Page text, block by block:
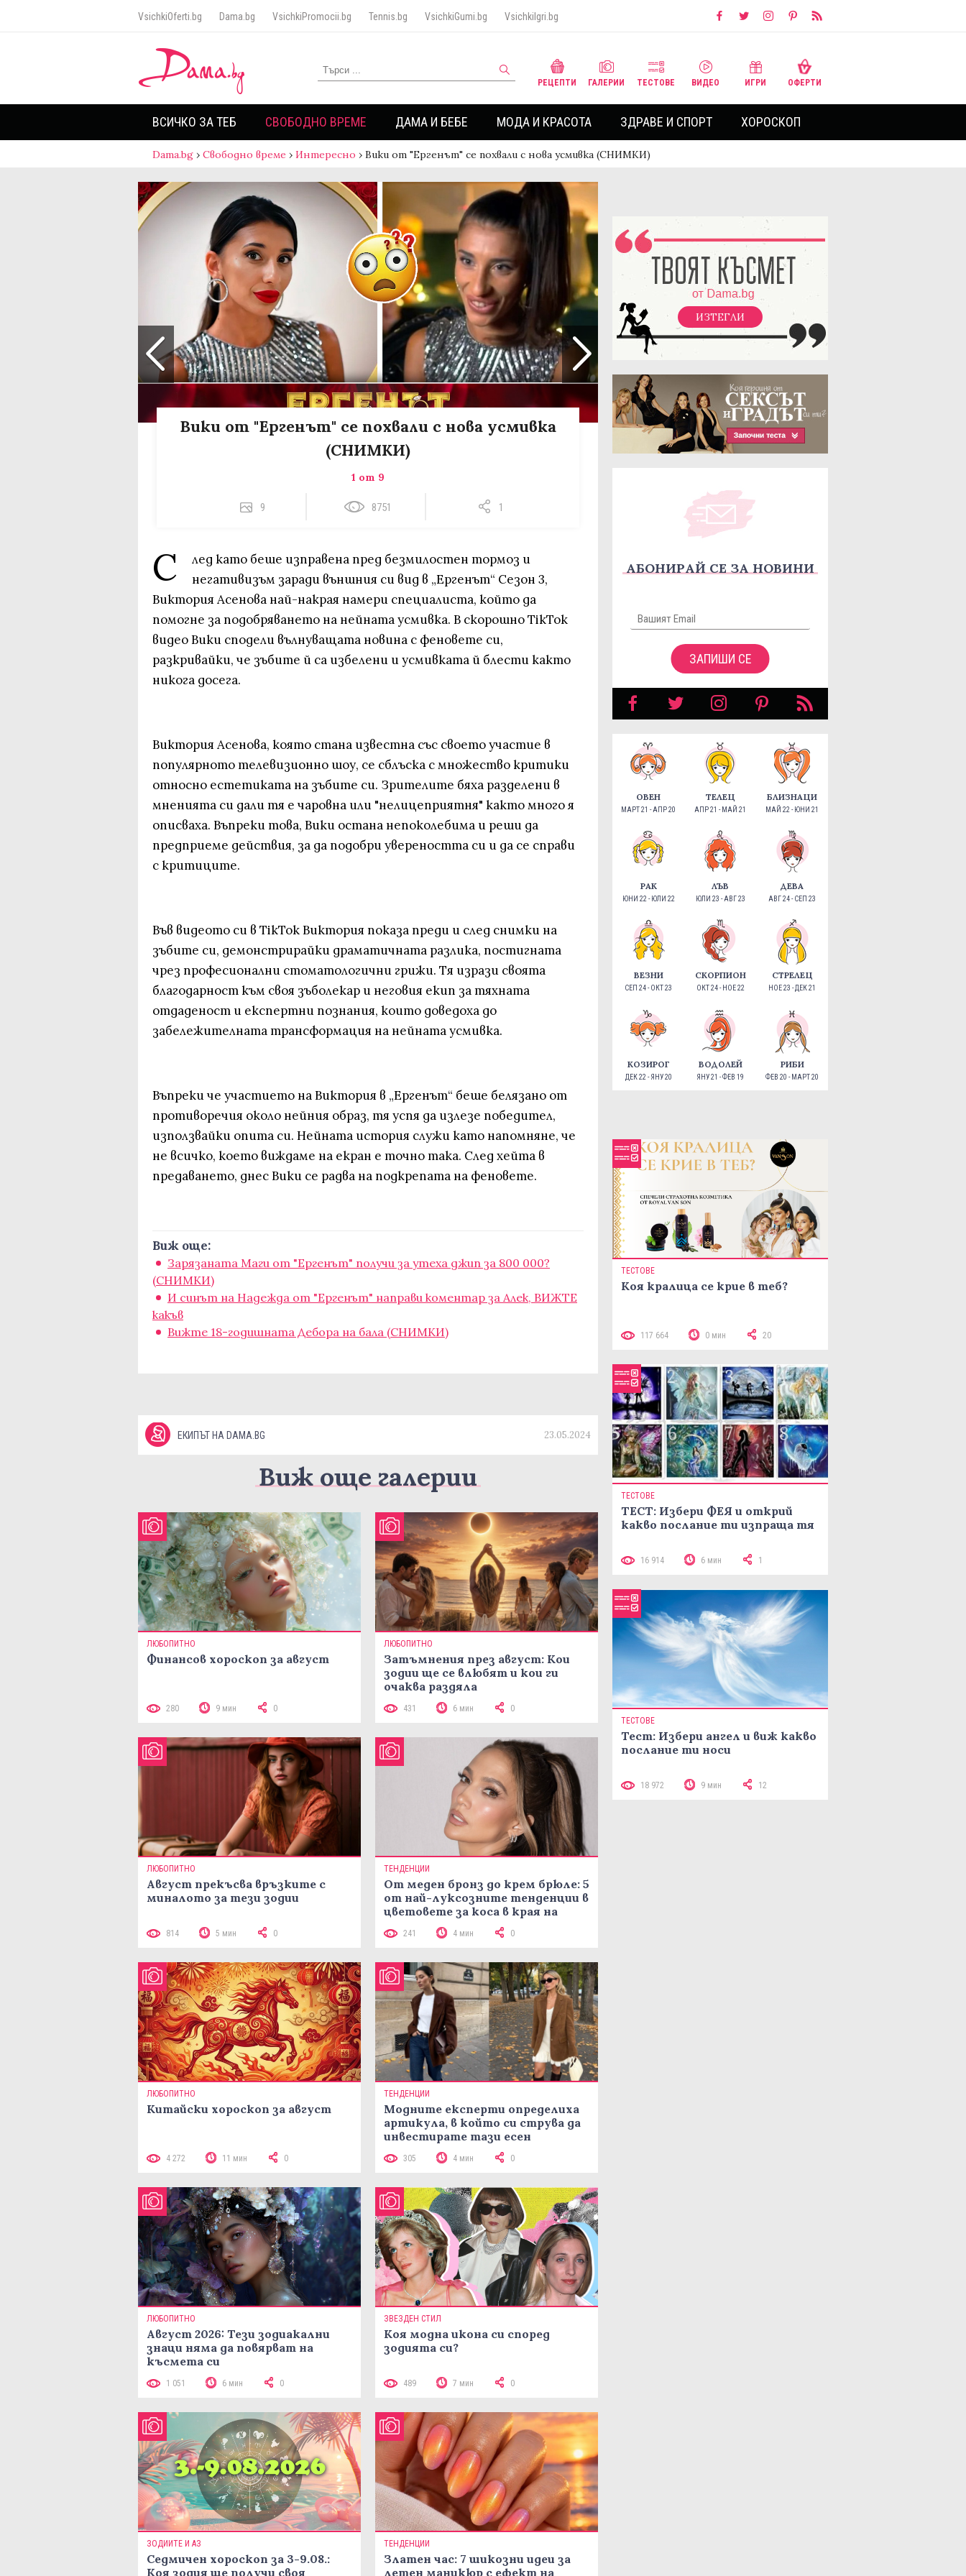
VsichkiOferti.bg Dama.bg VsichkiPromocii.bg Tennis.bg VsichkiGumi.bg VsichkiIgri.bg
РЕЦЕПТИ ГАЛЕРИИ ТЕСТОВЕ ВИДЕО ИГРИ ОФЕРТИ
ВСИЧКО ЗА ТЕБ СВОБОДНО ВРЕМЕ ДАМА И БЕБЕ МОДА И КРАСОТА ЗДРАВЕ И СПОРТ ХОРОСКОП
Dama.bg › Свободно време › Интересно › Вики oт "Ергенът" се похвали с нова усмивка (СНИМКИ)
Вики oт "Ергенът" се похвали с нова усмивка
(СНИМКИ)
1 от 9
9 8751 1
С
лед като беше изправена пред безмилостен тормоз и
негативизъм заради външния си вид в „Ергенът“ Сезон 3,
Виктория Асенова най-накрая намери специалиста, който да
помогне за подобряването на нейната усмивка. В скорошно TikTok
видео Вики сподели вълнуващата новина с феновете си,
разкривайки, че зъбите й са избелени и усмивката й блести както
никога досега.
Виктория Асенова, която стана известна със своето участие в
популярното телевизионно шоу, се сблъска с множество критики
относно естетиката на зъбите си. Зрителите бяха разделени в
мненията си дали тя е чаровна или "нелицеприятня" както много я
описваха. Въпреки това, Вики остана непоколебима и реши да
предприеме действия, за да подобри увереността си и да се справи
с критиците.
Във видеото си в TikTok Виктория показа преди и след снимки на
зъбите си, демонстрирайки драматичната разлика, постигната
чрез професионални стоматологични грижи. Тя изрази своята
благодарност към своя зъболекар и неговия екип за тяхната
отдаденост и експертни познания, които доведоха до
забележителната трансформация на нейната усмивка.
Въпреки че участието на Виктория в „Ергенът“ беше белязано от
противоречия около нейния образ, тя успя да излезе победител,
използвайки опита си. Нейната история служи като напомняне, че
не всичко, което виждаме на екран е точно така. След хейта в
предаването, днес Вики се радва на подкрепата на феновете.
Виж още:
Зарязаната Маги от "Ергенът" получи за утеха джип за 800 000?
(СНИМКИ)
И синът на Надежда от "Ергенът" направи коментар за Алек, ВИЖТЕ
какъв
Вижте 18-годишната Дебора на бала (СНИМКИ)
ЕКИПЪТ НА DAMA.BG 23.05.2024
Виж още галерии
ЛЮБОПИТНО
Финансов хороскоп за август
280 9 мин 0
ЛЮБОПИТНО
Затъмнения през август: Кои
зодии ще се влюбят и кои ги
очаква раздяла
431 6 мин 0
ЛЮБОПИТНО
Август прекъсва връзките с
миналото за тези зодии
814 5 мин 0
ТЕНДЕНЦИИ
От меден бронз до крем брюле: 5
от най-луксозните тенденции в
цветовете за коса в края на
241 4 мин 0
ЛЮБОПИТНО
Китайски хороскоп за август
4 272 11 мин 0
ТЕНДЕНЦИИ
Модните експерти определиха
артикула, в който си струва да
инвестирате тази есен
305 4 мин 0
ЛЮБОПИТНО
Август 2026: Тези зодиакални
знаци няма да повярват на
късмета си
1 051 6 мин 0
ЗВЕЗДЕН СТИЛ
Коя модна икона си според
зодията си?
489 7 мин 0
ЗОДИИТЕ И АЗ
Седмичен хороскоп за 3-9.08.:
Коя зодия ще получи своя
ТЕНДЕНЦИИ
Златен час: 7 шикозни идеи за
летен маникюр с ефект на
ИЗТЕГЛИ
АБОНИРАЙ СЕ ЗА НОВИНИ
ЗАПИШИ СЕ
ОВЕН
МАРТ 21 - АПР 20
ТЕЛЕЦ
АПР 21 - МАЙ 21
БЛИЗНАЦИ
МАЙ 22 - ЮНИ 21
РАК
ЮНИ 22 - ЮЛИ 22
ЛЪВ
ЮЛИ 23 - АВГ 23
ДЕВА
АВГ 24 - СЕП 23
ВЕЗНИ
СЕП 24 - ОКТ 23
СКОРПИОН
ОКТ 24 - НОЕ 22
СТРЕЛЕЦ
НОЕ 23 - ДЕК 21
КОЗИРОГ
ДЕК 22 - ЯНУ 20
ВОДОЛЕЙ
ЯНУ 21 - ФЕВ 19
РИБИ
ФЕВ 20 - МАРТ 20
ТЕСТОВЕ
Коя кралица се крие в теб?
117 664 0 мин 20
ТЕСТОВЕ
ТЕСТ: Избери ФЕЯ и открий
какво послание ти изпраща тя
16 914 6 мин 1
ТЕСТОВЕ
Тест: Избери ангел и виж какво
послание ти носи
18 972 9 мин 12